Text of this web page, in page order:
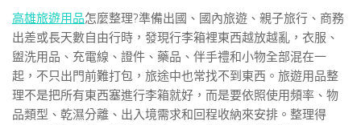
高雄旅遊用品怎麼整理?準備出國、國內旅遊、親子旅行、商務
出差或長天數自由行時，發現行李箱裡東西越放越亂，衣服、
盥洗用品、充電線、證件、藥品、伴手禮和小物全部混在一
起，不只出門前難打包，旅途中也常找不到東西。旅遊用品整
理不是把所有東西塞進行李箱就好，而是要依照使用頻率、物
品類型、乾濕分離、出入境需求和回程收納來安排。整理得